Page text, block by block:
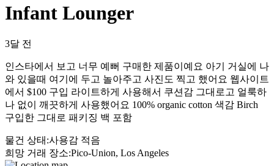
Infant Lounger
3달 전
인스타에서 보고 너무 예뻐 구매한 제품이예요 아기 거실에 나
와 있을때 여기에 두고 놀아주고 사진도 찍고 했어요 웹사이트
에서 $100 구입 라이트하게 사용해서 쿠션감 그대로고 얼룩하
나 없이 깨끗하게 사용했어요 100% organic cotton 색감 Birch
구입한 그대로 패키징 백 포함
물건 상태 :사용감 적음
희망 거래 장소:Pico-Union, Los Angeles